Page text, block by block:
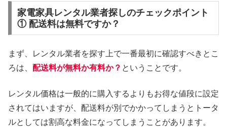
家電家具レンタル業者探しのチェックポイント
① 配送料は無料ですか？
まず、レンタル業者を探す上で一番最初に確認すべきとこ
ろは、 配送料が無料か有料か？ ということです。
レンタル価格は一般的に購入するよりもお得な値段に設定
されてはいますが、配送料が別でかかってしまうとトータ
ルとしては割高な料金になってしまうことがあります。